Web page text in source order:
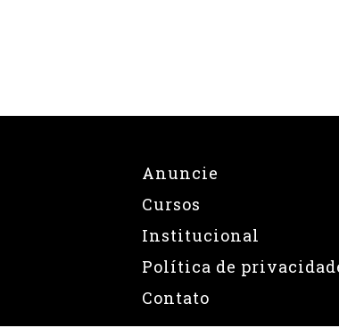
Anuncie
Cursos
Institucional
Política de
Contato